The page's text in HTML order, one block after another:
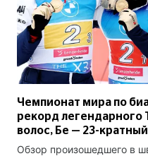
Чемпионат мира по
рекорд легендарного
волос, Бе — 23-кратный
Обзор произошедшего в